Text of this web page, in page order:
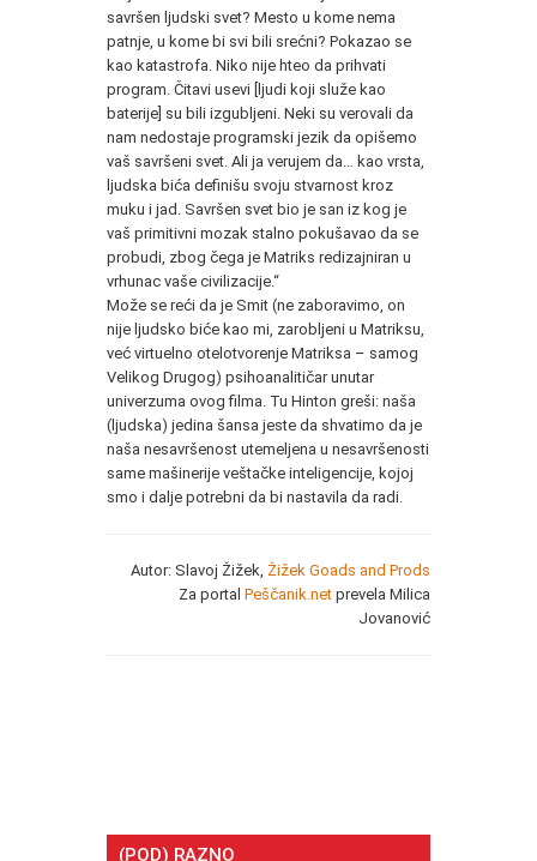
savršen ljudski svet? Mesto u kome nema
patnje, u kome bi svi bili srećni? Pokazao se
kao katastrofa. Niko nije hteo da prihvati
program. Čitavi usevi [ljudi koji služe kao
baterije] su bili izgubljeni. Neki su verovali da
nam nedostaje programski jezik da opišemo
vaš savršeni svet. Ali ja verujem da… kao vrsta,
ljudska bića definišu svoju stvarnost kroz
muku i jad. Savršen svet bio je san iz kog je
vaš primitivni mozak stalno pokušavao da se
probudi, zbog čega je Matriks redizajniran u
vrhunac vaše civilizacije.“
Može se reći da je Smit (ne zaboravimo, on
nije ljudsko biće kao mi, zarobljeni u Matriksu,
već virtuelno otelotvorenje Matriksa – samog
Velikog Drugog) psihoanalitičar unutar
univerzuma ovog filma. Tu Hinton greši: naša
(ljudska) jedina šansa jeste da shvatimo da je
naša nesavršenost utemeljena u nesavršenosti
same mašinerije veštačke inteligencije, kojoj
smo i dalje potrebni da bi nastavila da radi.
Autor: Slavoj Žižek, Žižek Goads and Prods
Za portal Peščanik.net prevela Milica
Jovanović
(POD) RAZNO